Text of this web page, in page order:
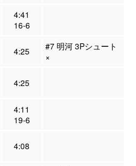
4:41
16-6
4:25
#7 明河 3Pシュート
×
4:25
4:11
19-6
4:08